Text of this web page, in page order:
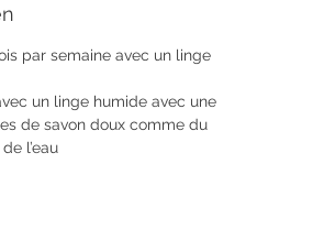
par semaine avec un linge
un linge humide avec une
de savon doux comme du
l’eau